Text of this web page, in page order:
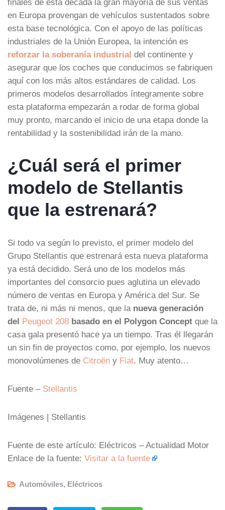
finales de esta década la gran mayoría de sus ventas
en Europa provengan de vehículos sustentados sobre
esta base tecnológica. Con el apoyo de las políticas
industriales de la Unión Europea, la intención es
reforzar la soberanía industrial del continente y
asegurar que los coches que conducimos se fabriquen
aquí con los más altos estándares de calidad. Los
primeros modelos desarrollados íntegramente sobre
esta plataforma empezarán a rodar de forma global
muy pronto, marcando el inicio de una etapa donde la
rentabilidad y la sostenibilidad irán de la mano.
¿Cuál será el primer
modelo de Stellantis
que la estrenará?
Si todo va según lo previsto, el primer modelo del
Grupo Stellantis que estrenará esta nueva plataforma
ya está decidido. Será uno de los modelos más
importantes del consorcio pues aglutina un elevado
número de ventas en Europa y América del Sur. Se
trata de, ni más ni menos, que la nueva generación
del Peugeot 208 basado en el Polygon Concept que la
casa gala presentó hace ya un tiempo. Tras él llegarán
un sin fin de proyectos como, por ejemplo, los nuevos
monovolúmenes de Citroën y Fiat. Muy atento…
Fuente – Stellantis
Imágenes | Stellantis
Fuente de este artículo: Eléctricos – Actualidad Motor
Enlace de la fuente: Visitar a la fuente
Automóviles, Eléctricos